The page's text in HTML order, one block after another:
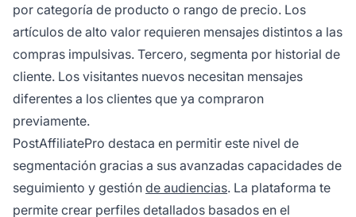
por categoría de producto o rango de precio. Los
artículos de alto valor requieren mensajes distintos a las
compras impulsivas. Tercero, segmenta por historial de
cliente. Los visitantes nuevos necesitan mensajes
diferentes a los clientes que ya compraron
previamente.
PostAffiliatePro destaca en permitir este nivel de
segmentación gracias a sus avanzadas capacidades de
seguimiento y gestión de audiencias. La plataforma te
permite crear perfiles detallados basados en el